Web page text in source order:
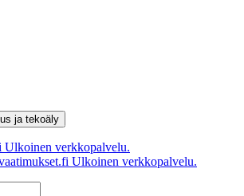
ja tekoäly
Ulkoinen verkkopalvelu.
Ulkoinen verkkopalvelu.